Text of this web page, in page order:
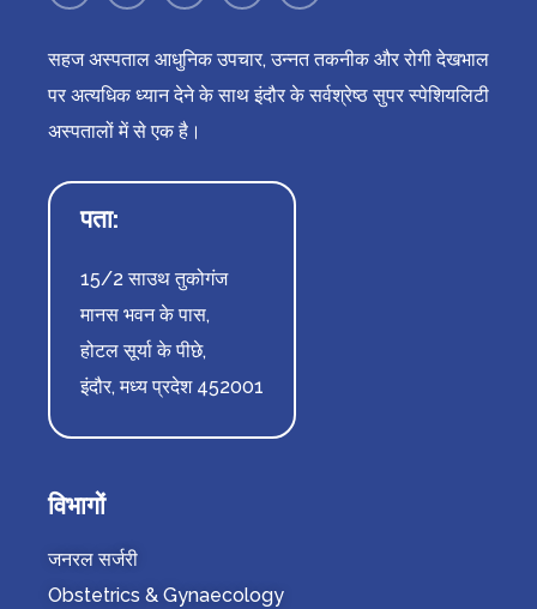
सहज अस्पताल आधुनिक उपचार, उन्नत तकनीक और रोगी देखभाल
पर अत्यधिक ध्यान देने के साथ इंदौर के सर्वश्रेष्ठ सुपर स्पेशियलिटी
अस्पतालों में से एक है।
पता:
15/2 साउथ तुकोगंज
मानस भवन के पास,
होटल सूर्या के पीछे,
इंदौर, मध्य प्रदेश 452001
विभागों
जनरल सर्जरी
Obstetrics & Gynaecology